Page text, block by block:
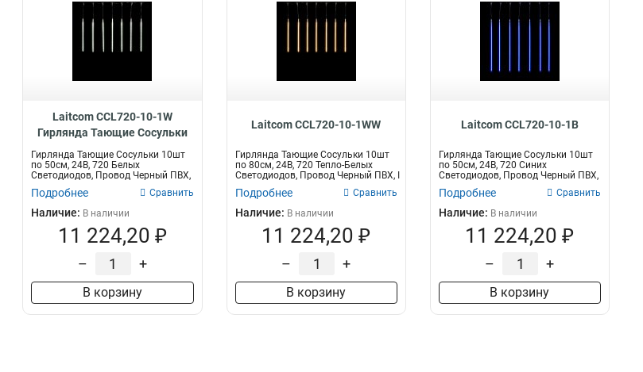
Laitcom CCL720-10-1W
Гирлянда Тающие Сосульки
10шт
Гирлянда Тающие Сосульки 10шт
по 50см, 24В, 720 Белых
Светодиодов, Провод Черный ПВХ,
Подробнее Сравнить
Наличие: В наличии
11 224,20 ₽
– +
В корзину
Laitcom CCL720-10-1WW
Гирлянда Тающие Сосульки 10шт
по 80см, 24В, 720 Тепло-Белых
Светодиодов, Провод Черный ПВХ, I
Подробнее Сравнить
Наличие: В наличии
11 224,20 ₽
– +
В корзину
Laitcom CCL720-10-1B
Гирлянда Тающие Сосульки 10шт
по 50см, 24В, 720 Синих
Светодиодов, Провод Черный ПВХ,
Подробнее Сравнить
Наличие: В наличии
11 224,20 ₽
– +
В корзину